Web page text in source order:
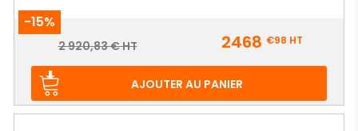
-15%
Prix
Prix
2 920,83 € HT 2468 €98 HT
AJOUTER AU PANIER